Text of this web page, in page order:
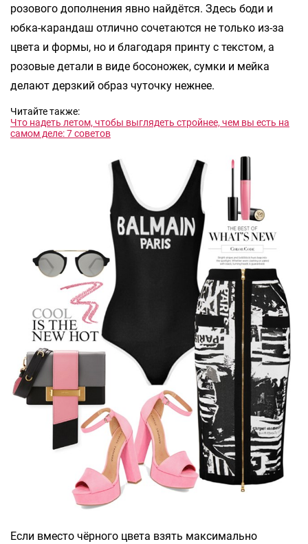
розового дополнения явно найдётся. Здесь боди и
юбка-карандаш отлично сочетаются не только из-за
цвета и формы, но и благодаря принту с текстом, а
розовые детали в виде босоножек, сумки и мейка
делают дерзкий образ чуточку нежнее.
Читайте также:
Что надеть летом, чтобы выглядеть стройнее, чем вы есть на
самом деле: 7 советов
Если вместо чёрного цвета взять максимально